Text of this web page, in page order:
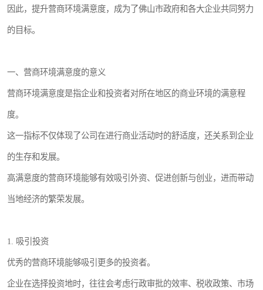
因此，提升营商环境满意度，成为了佛山市政府和各大企业共同努力
的目标。
一、营商环境满意度的意义
营商环境满意度是指企业和投资者对所在地区的商业环境的满意程
度。
这一指标不仅体现了公司在进行商业活动时的舒适度，还关系到企业
的生存和发展。
高满意度的营商环境能够有效吸引外资、促进创新与创业，进而带动
当地经济的繁荣发展。
1. 吸引投资
优秀的营商环境能够吸引更多的投资者。
企业在选择投资地时，往往会考虑行政审批的效率、税收政策、市场